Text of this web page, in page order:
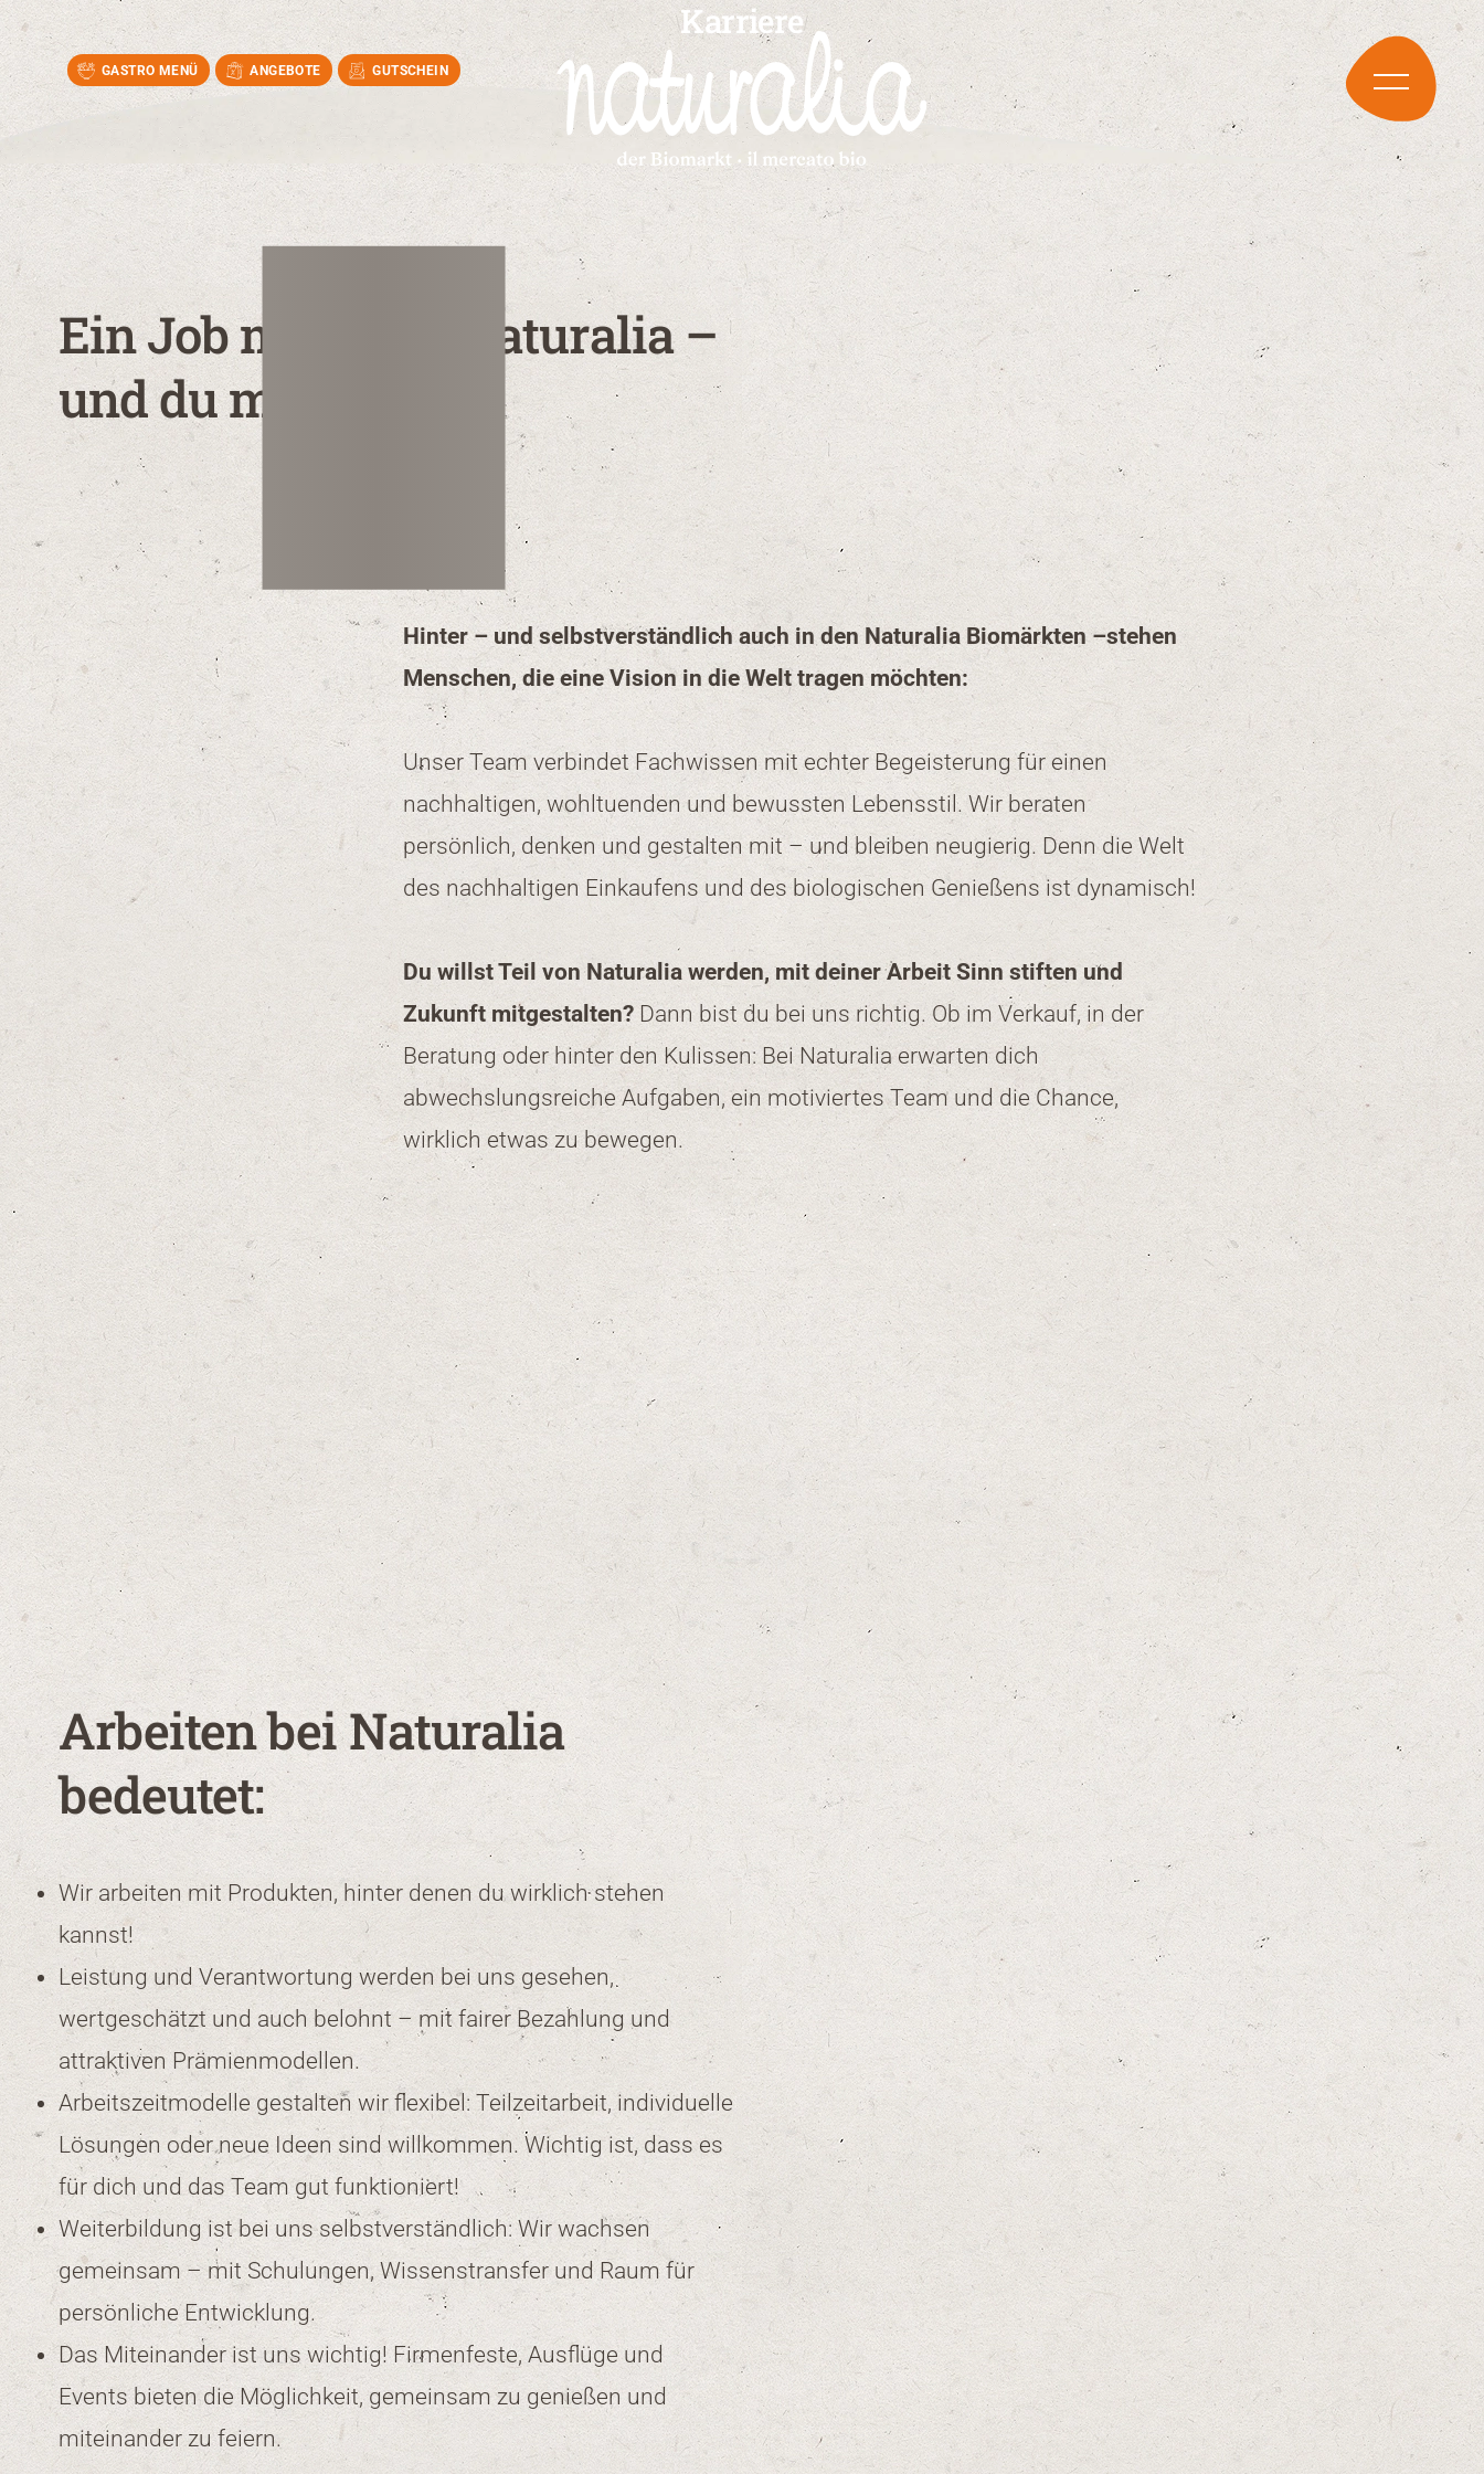
GASTRO MENÜ ANGEBOTE GUTSCHEIN
Karriere
Ein Job mit Sinn: Naturalia –
und du mittendrin!
Hinter – und selbstverständlich auch in den Naturalia Biomärkten –stehen
Menschen, die eine Vision in die Welt tragen möchten:
Unser Team verbindet Fachwissen mit echter Begeisterung für einen
nachhaltigen, wohltuenden und bewussten Lebensstil. Wir beraten
persönlich, denken und gestalten mit – und bleiben neugierig. Denn die Welt
des nachhaltigen Einkaufens und des biologischen Genießens ist dynamisch!
Du willst Teil von Naturalia werden, mit deiner Arbeit Sinn stiften und
Zukunft mitgestalten?Dann bist du bei uns richtig. Ob im Verkauf, in der
Beratung oder hinter den Kulissen: Bei Naturalia erwarten dich
abwechslungsreiche Aufgaben, ein motiviertes Team und die Chance,
wirklich etwas zu bewegen.
Arbeiten bei Naturalia
bedeutet:
Wir arbeiten mit Produkten, hinter denen du wirklich stehen
kannst!
Leistung und Verantwortung werden bei uns gesehen,
wertgeschätzt und auch belohnt – mit fairer Bezahlung und
attraktiven Prämienmodellen.
Arbeitszeitmodelle gestalten wir flexibel: Teilzeitarbeit, individuelle
Lösungen oder neue Ideen sind willkommen. Wichtig ist, dass es
für dich und das Team gut funktioniert!
Weiterbildung ist bei uns selbstverständlich: Wir wachsen
gemeinsam – mit Schulungen, Wissenstransfer und Raum für
persönliche Entwicklung.
Das Miteinander ist uns wichtig! Firmenfeste, Ausflüge und
Events bieten die Möglichkeit, gemeinsam zu genießen und
miteinander zu feiern.